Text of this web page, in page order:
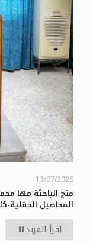
13/07/2026
منح الباحثة مها
المحاصيل الحقلية-
اقرأ المزيد